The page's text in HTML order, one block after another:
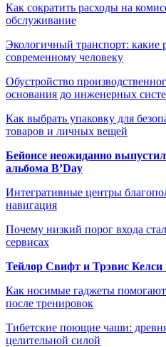
Как сократить расходы на
обслуживание
Экологичный транспорт: какие
современному человеку
Обустройство
основания до инженерных
Как выбрать упаковку для
товаров и личных вещей
Бейонсе неожиданно
альбома B’Day
Интегративные центры
навигация
Почему низкий порог входа
сервисах
Тейлор Свифт и Трэвис
Как носимые гаджеты помогают
после тренировок
Тибетские поющие чаши:
целительной силой